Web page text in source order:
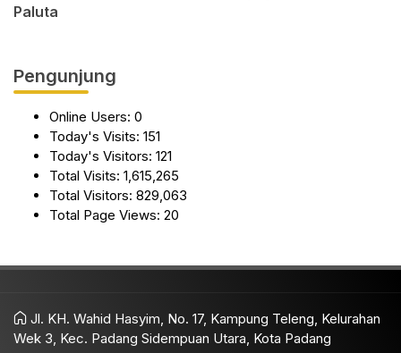
Paluta
Pengunjung
Online Users: 0
Today's Visits: 151
Today's Visitors: 121
Total Visits: 1,615,265
Total Visitors: 829,063
Total Page Views: 20
Jl. KH. Wahid Hasyim, No. 17, Kampung Teleng, Kelurahan
Wek 3, Kec. Padang Sidempuan Utara, Kota Padang